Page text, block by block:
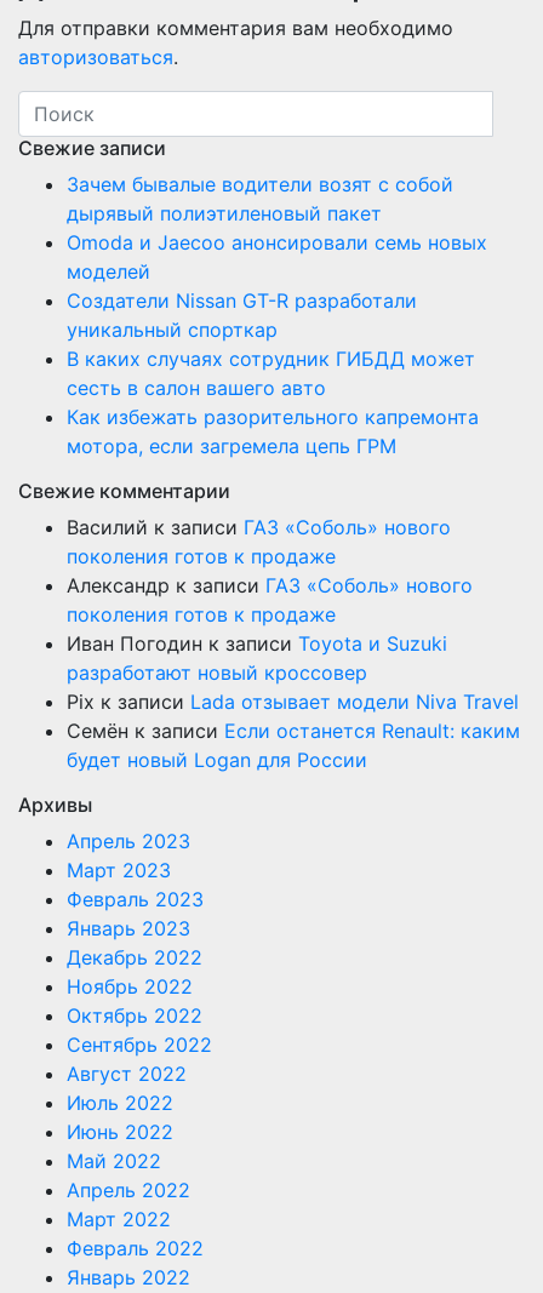
Для отправки комментария вам необходимо
авторизоваться.
Свежие записи
Зачем бывалые водители возят с собой
дырявый полиэтиленовый пакет
Оmoda и Jaecoo анонсировали семь новых
моделей
Создатели Nissan GT-R разработали
уникальный спорткар
В каких случаях сотрудник ГИБДД может
сесть в салон вашего авто
Как избежать разорительного капремонта
мотора, если загремела цепь ГРМ
Свежие комментарии
Василий к записи ГАЗ «Соболь» нового
поколения готов к продаже
Александр к записи ГАЗ «Соболь» нового
поколения готов к продаже
Иван Погодин к записи Toyota и Suzuki
разработают новый кроссовер
Pix к записи Lada отзывает модели Niva Travel
Семён к записи Если останется Renault: каким
будет новый Logan для России
Архивы
Апрель 2023
Март 2023
Февраль 2023
Январь 2023
Декабрь 2022
Ноябрь 2022
Октябрь 2022
Сентябрь 2022
Август 2022
Июль 2022
Июнь 2022
Май 2022
Апрель 2022
Март 2022
Февраль 2022
Январь 2022